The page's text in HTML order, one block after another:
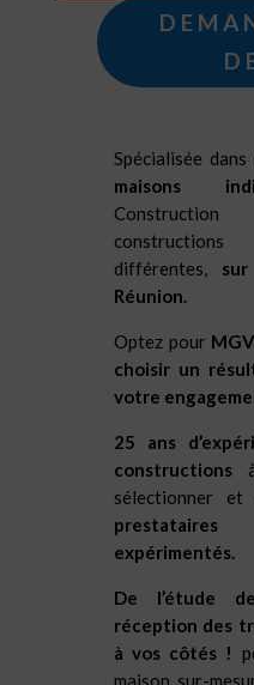
Spécialisée dans
maisons
différentes,sur
Réunion.
Optez pour
choisir un
votre
25 ans
constructionsà
sélectionner
expérimentés.
De l’étude
réception des
à vos côtés !
maison, sur-